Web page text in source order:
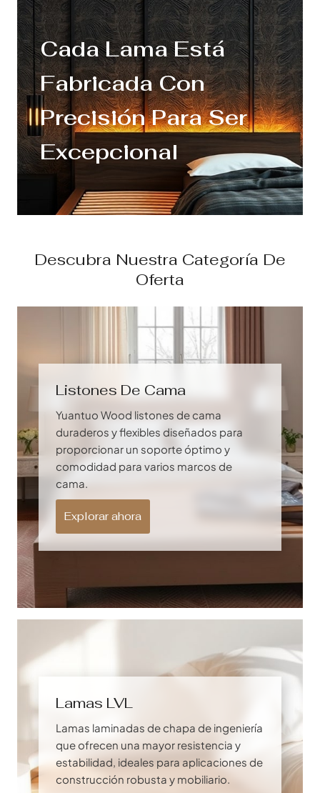
Cada Lama Está
Fabricada Con
Precisión Para Ser
Excepcional
Descubra Nuestra Categoría De
Oferta
Listones De Cama
Yuantuo Wood listones de cama
duraderos y flexibles diseñados para
proporcionar un soporte óptimo y
comodidad para varios marcos de
cama.
Explorar ahora
Lamas LVL
Lamas laminadas de chapa de ingeniería
que ofrecen una mayor resistencia y
estabilidad, ideales para aplicaciones de
construcción robusta y mobiliario.